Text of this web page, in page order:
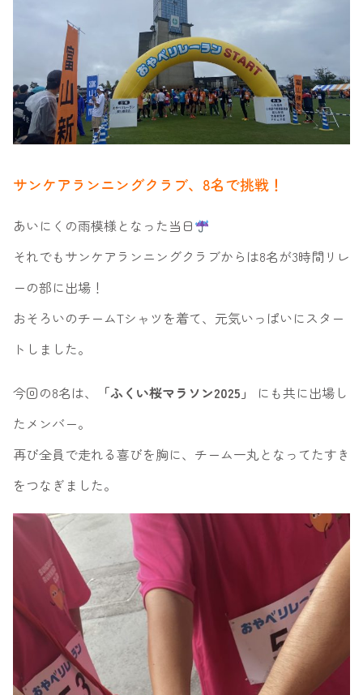
サンケアランニングクラブ、8名で挑戦！
あいにくの雨模様となった当日
それでもサンケアランニングクラブからは8名が3時間リレ
ーの部に出場！
おそろいのチームTシャツを着て、元気いっぱいにスター
トしました。
今回の8名は、 「ふくい桜マラソン2025」
にも共に出場し
たメンバー。
再び全員で走れる喜びを胸に、チーム一丸となってたすき
をつなぎました。